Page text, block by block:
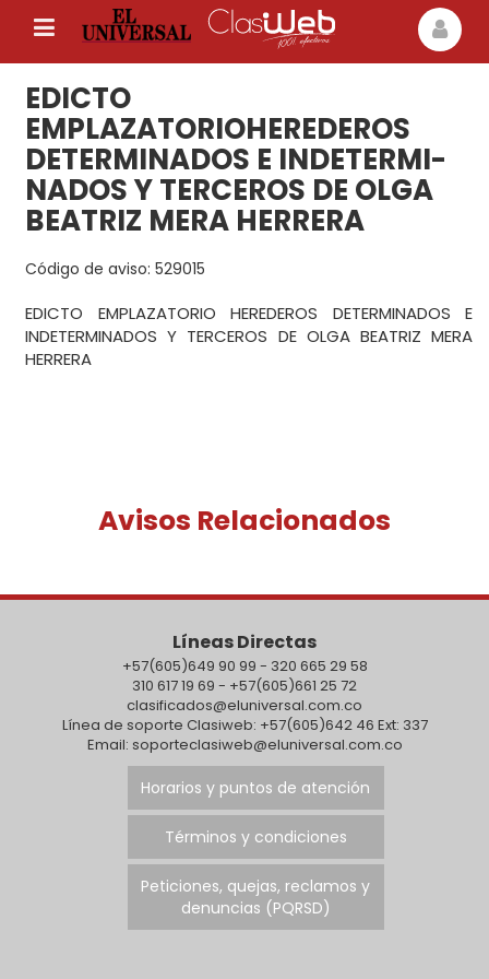
EDICTO
EMPLAZATORIOHEREDEROS
DETERMINADOS E INDETERMI­
NADOS Y TERCEROS DE OLGA
BEATRIZ MERA HERRERA
Código de aviso: 529015
EDICTO EMPLAZATORIO HEREDEROS DETERMINADOS E
INDETERMINADOS Y TERCEROS DE OLGA BEATRIZ MERA
HERRERA
Avisos Relacionados
Líneas Directas
+57(605)649 90 99 - 320 665 29 58
310 617 19 69 - +57(605)661 25 72
clasificados@eluniversal.com.co
Línea de soporte Clasiweb: +57(605)642 46 Ext: 337
Email: soporteclasiweb@eluniversal.com.co
Horarios y puntos de atención
Términos y condiciones
Peticiones, quejas, reclamos y
denuncias (PQRSD)